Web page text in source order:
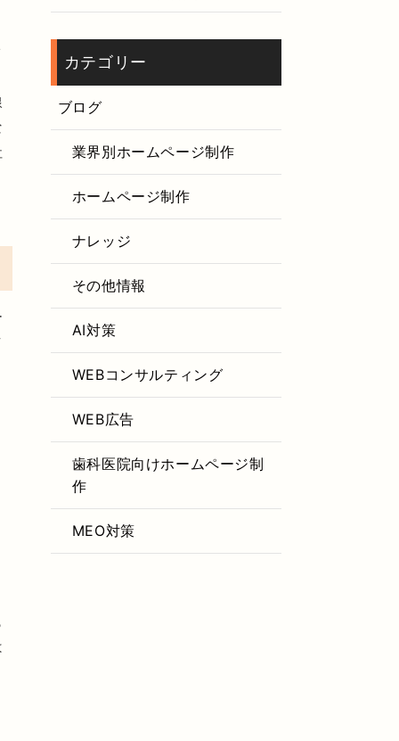
カテゴリー
ブログ
業界別ホームページ制作
ホームページ制作
ナレッジ
その他情報
AI対策
WEBコンサルティング
WEB広告
歯科医院向けホームページ制
作
MEO対策